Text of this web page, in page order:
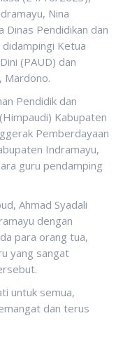
Nina
Dinas Pendidikan dan
didampingi Ketua
(PAUD) dan
Mardono.
Pendidik dan
Kabupaten
Pemberdayaan
Indramayu,
guru pendamping
Ahmad Syadali
dengan
para orang tua,
yang sangat
untuk semua,
dan terus